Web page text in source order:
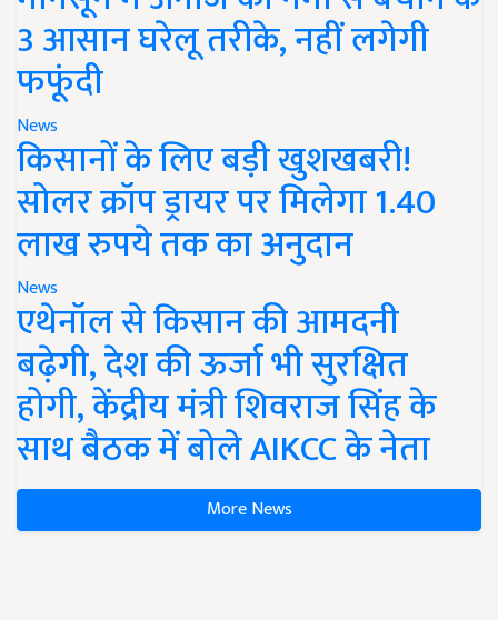
3 आसान घरेलू तरीके, नहीं लगेगी
फफूंदी
News
किसानों के लिए बड़ी खुशखबरी!
सोलर क्रॉप ड्रायर पर मिलेगा 1.40
लाख रुपये तक का अनुदान
News
एथेनॉल से किसान की आमदनी
बढ़ेगी, देश की ऊर्जा भी सुरक्षित
होगी, केंद्रीय मंत्री शिवराज सिंह के
साथ बैठक में बोले AIKCC के नेता
More News